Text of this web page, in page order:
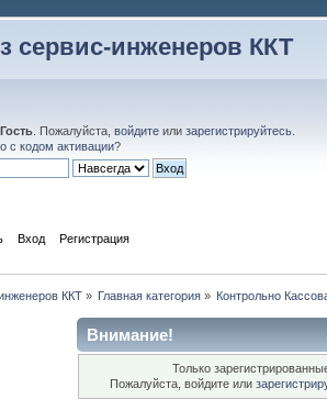
сервис-инженеров ККТ
Гость. Пожалуйста, войдитеили зарегистрируйтесь.
с кодом активации?
Вход Регистрация
ККТ» Главная категория » Контрольно
Внимание!
Только
Пожалуйста, войдите или